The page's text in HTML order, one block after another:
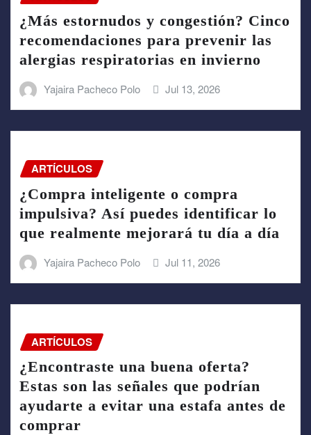
¿Más estornudos y congestión? Cinco
recomendaciones para prevenir las
alergias respiratorias en invierno
Yajaira Pacheco Polo Jul 13, 2026
ARTÍCULOS
¿Compra inteligente o compra
impulsiva? Así puedes identificar lo
que realmente mejorará tu día a día
Yajaira Pacheco Polo Jul 11, 2026
ARTÍCULOS
¿Encontraste una buena oferta?
Estas son las señales que podrían
ayudarte a evitar una estafa antes de
comprar